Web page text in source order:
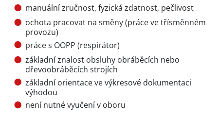
manuální zručnost, fyzická zdatnost, pečlivost
ochota pracovat na směny (práce ve třísměnném
provozu)
práce s OOPP (respirátor)
základní znalost obsluhy obráběcích nebo
dřevoobráběcích strojích
základní orientace ve výkresové dokumentaci
výhodou
není nutné vyučení v oboru